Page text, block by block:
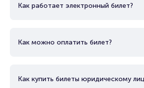
Как работает электронный билет?
Как можно оплатить билет?
Как купить билеты юридическому